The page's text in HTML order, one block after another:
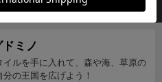
しょー、楽しいじゃねーか」って
、全員いつ勝つかわからないヒリ
ていくプレイヤーによるゲーム
たです。そして、カードの絵が同
ブリポーカー」や「ペンギンパー
が購入した商品
ミノ
イルを手に入れて、森や海、草原の
分の王国を広げよう！